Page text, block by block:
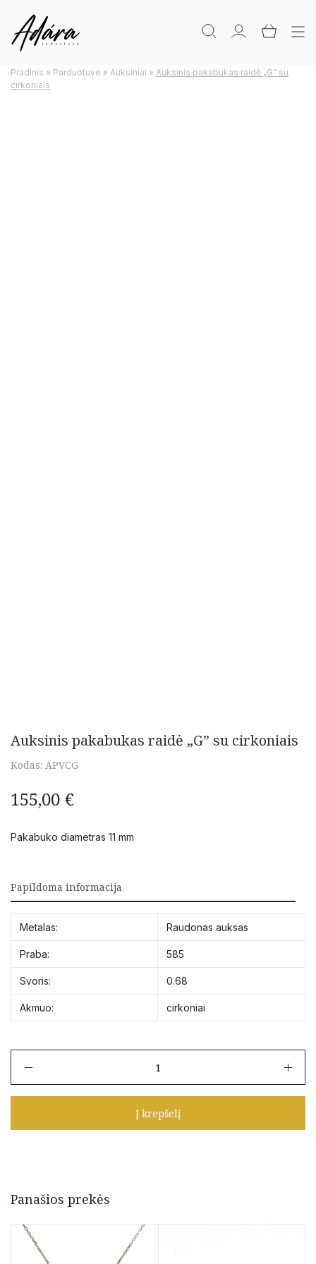
Pradinis » Parduotuve » Auksiniai » Auksinis pakabukas raidė „G” su
cirkoniais
Auksinis pakabukas raidė „G” su cirkoniais
Kodas: APVCG
155,00 €
Pakabuko diametras 11 mm
Papildoma informacija
Metalas: Raudonas auksas
Praba: 585
Svoris: 0.68
Akmuo: cirkoniai
Auksinis
"G"
Į krepšelį
Panašios prekės